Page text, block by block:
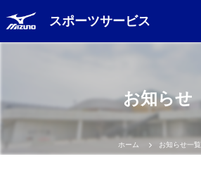
スポーツサービス
お知らせ
ホーム お知らせ一覧